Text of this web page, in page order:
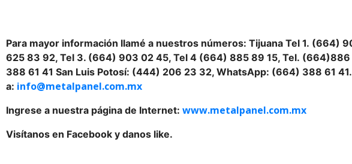
Para mayor información llamé a nuestros números: Tijuana Tel 1. (664)
625 83 92, Tel 3. (664) 903 02 45, Tel 4 (664) 885 89 15, Tel. (664)886
388 61 41 San Luis Potosí: (444) 206 23 32, WhatsApp: (664) 388 61
a: info@metalpanel.com.mx
Ingrese a nuestra página de Internet: www.metalpanel.com.mx
Visítanos en Facebook y danos like.